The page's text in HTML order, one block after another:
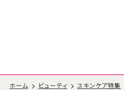
ホーム ビューティ スキンケア特集